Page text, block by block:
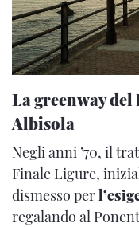
La greenway
Albisola
Negli anni ’70, il
Finale Ligure,
dismesso per
regalando al